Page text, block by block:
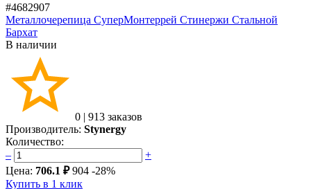
#4682907
Металлочерепица СуперМонтеррей Стинержи Стальной
Бархат
В наличии
0 | 913 заказов
Производитель: Stynergy
Количество:
–
+
Цена: 706.1 ₽ 904 -28%
Купить в 1 клик